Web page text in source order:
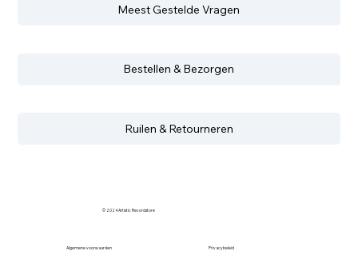
Meest Gestelde Vragen
Bestellen & Bezorgen
Ruilen & Retourneren
Algemene voorwaarden Privacybeleid
© 2024 Artistic Recordstore